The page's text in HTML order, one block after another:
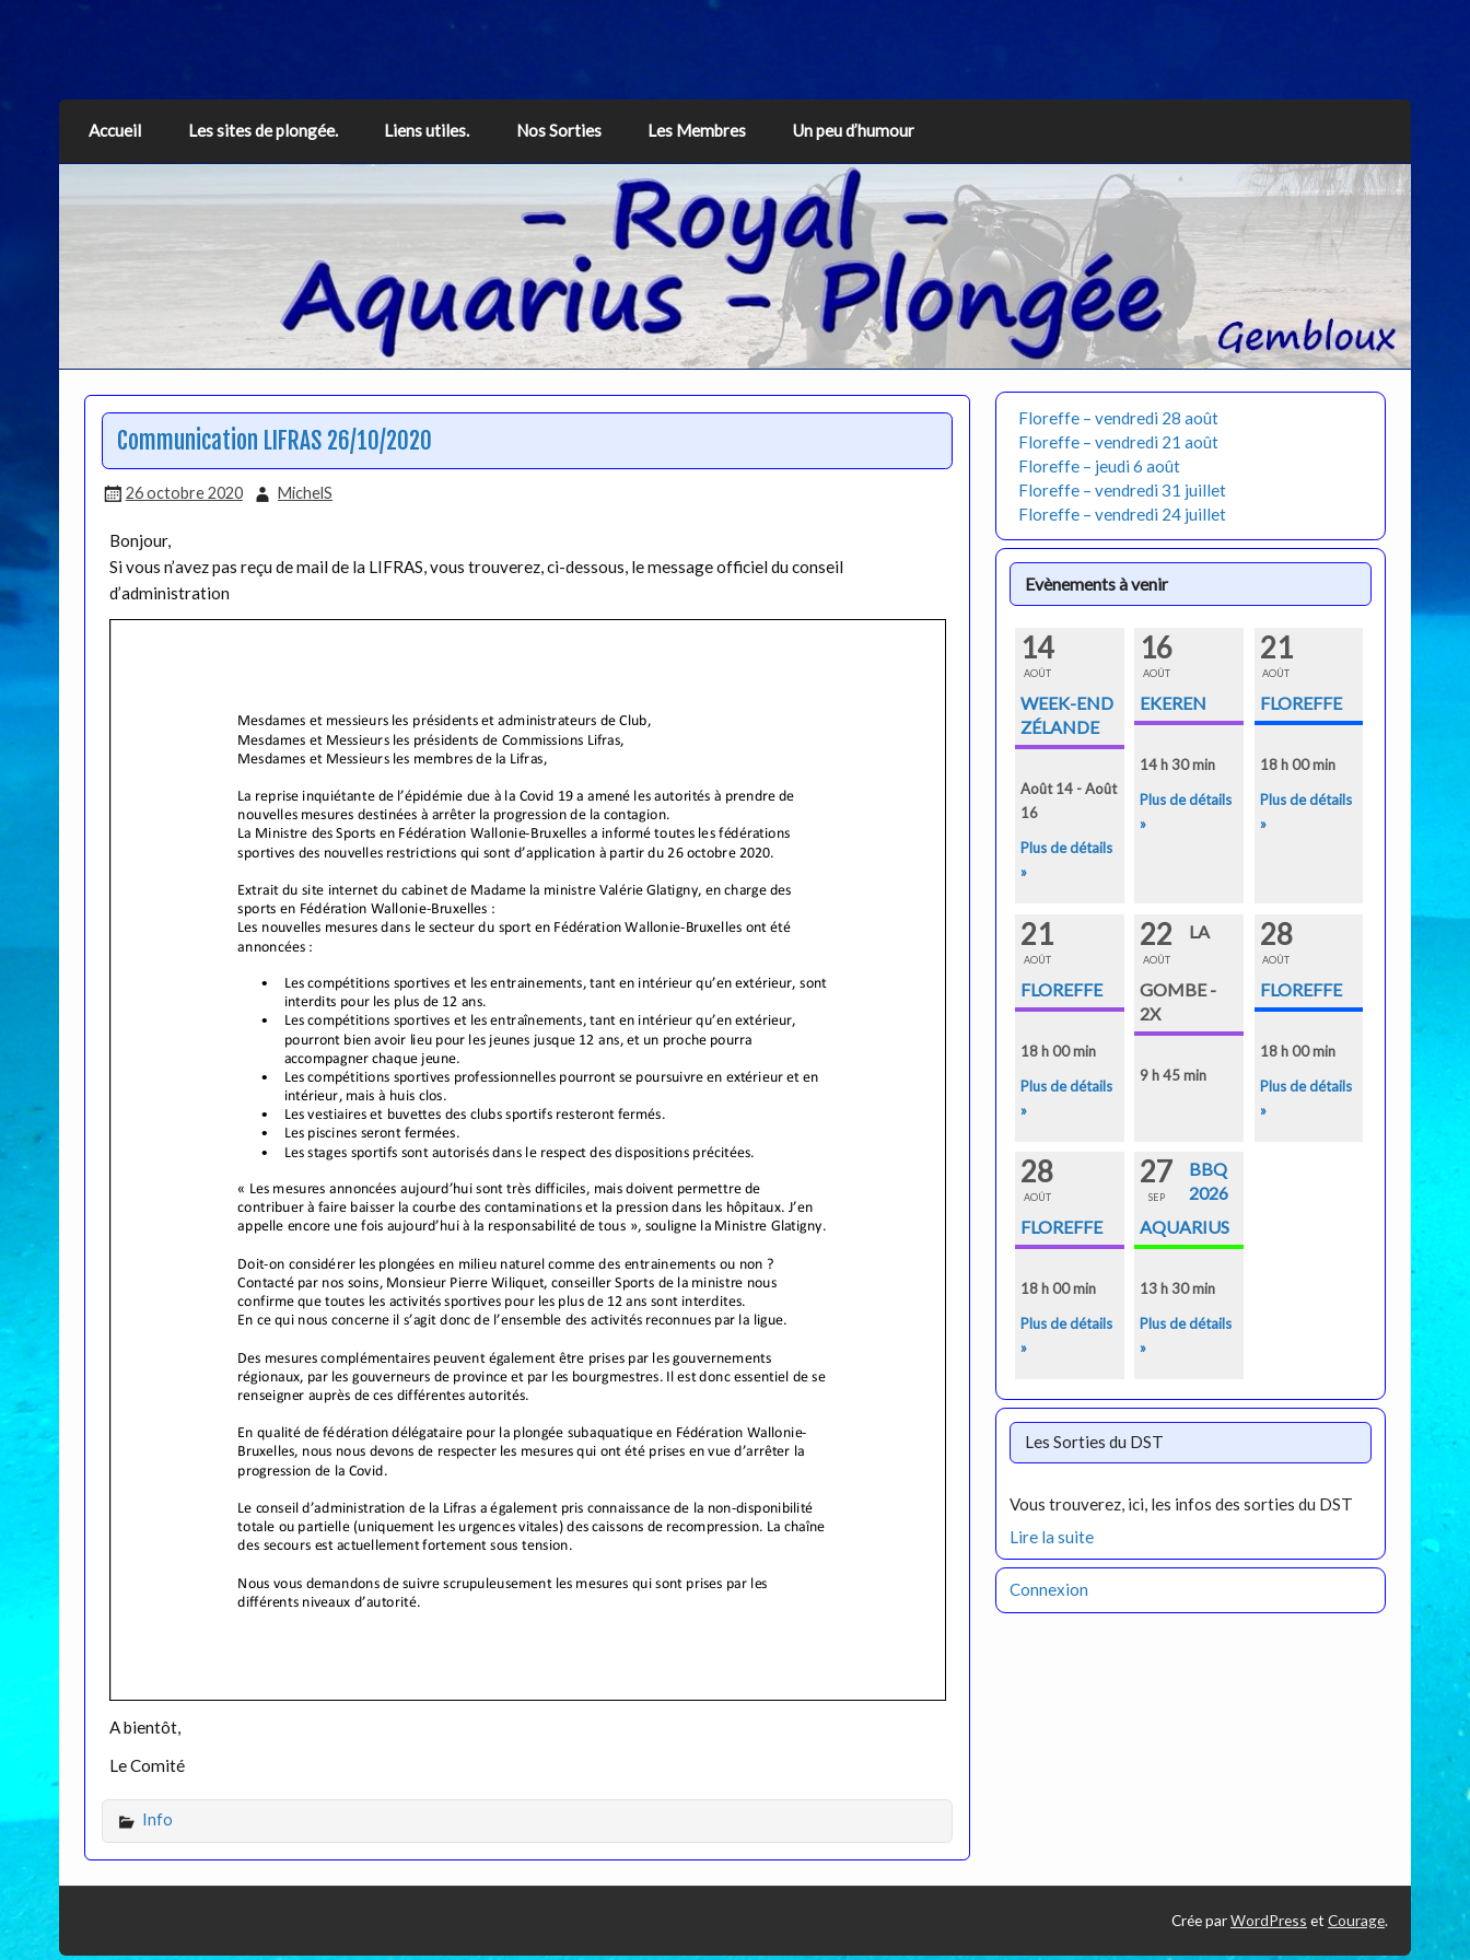
Aquarius
Accueil Les sites de plongée. Liens utiles. Nos Sorties Les Membres Un peu d’humour
Communication LIFRAS 26/10/2020
26 octobre 2020 MichelS
Bonjour,
Si vous n’avez pas reçu de mail de la LIFRAS, vous trouverez, ci-dessous, le message officiel du conseil
d’administration
A bientôt,
Le Comité
Info
Floreffe – vendredi 28 août
Floreffe – vendredi 21 août
Floreffe – jeudi 6 août
Floreffe – vendredi 31 juillet
Floreffe – vendredi 24 juillet
Evènements à venir
14
AOÛT
WEEK-END
ZÉLANDE
Août 14 - Août
16
Plus de détails
»
16
AOÛT
EKEREN
14 h 30 min
Plus de détails
»
21
AOÛT
FLOREFFE
18 h 00 min
Plus de détails
»
21
AOÛT
FLOREFFE
18 h 00 min
Plus de détails
»
22
AOÛT
LA
GOMBE -
2X
9 h 45 min
28
AOÛT
FLOREFFE
18 h 00 min
Plus de détails
»
28
AOÛT
FLOREFFE
18 h 00 min
Plus de détails
»
27
SEP
BBQ
2026
AQUARIUS
13 h 30 min
Plus de détails
»
Les Sorties du DST
Vous trouverez, ici, les infos des sorties du DST
Lire la suite
Connexion
Crée parWordPress et Courage.